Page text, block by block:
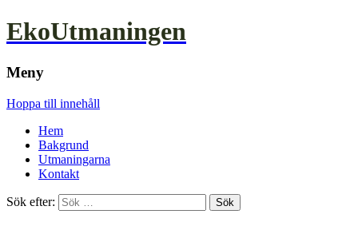
EkoUtmaningen
Meny
Hoppa till innehåll
Hem
Bakgrund
Utmaningarna
Kontakt
Sök efter: